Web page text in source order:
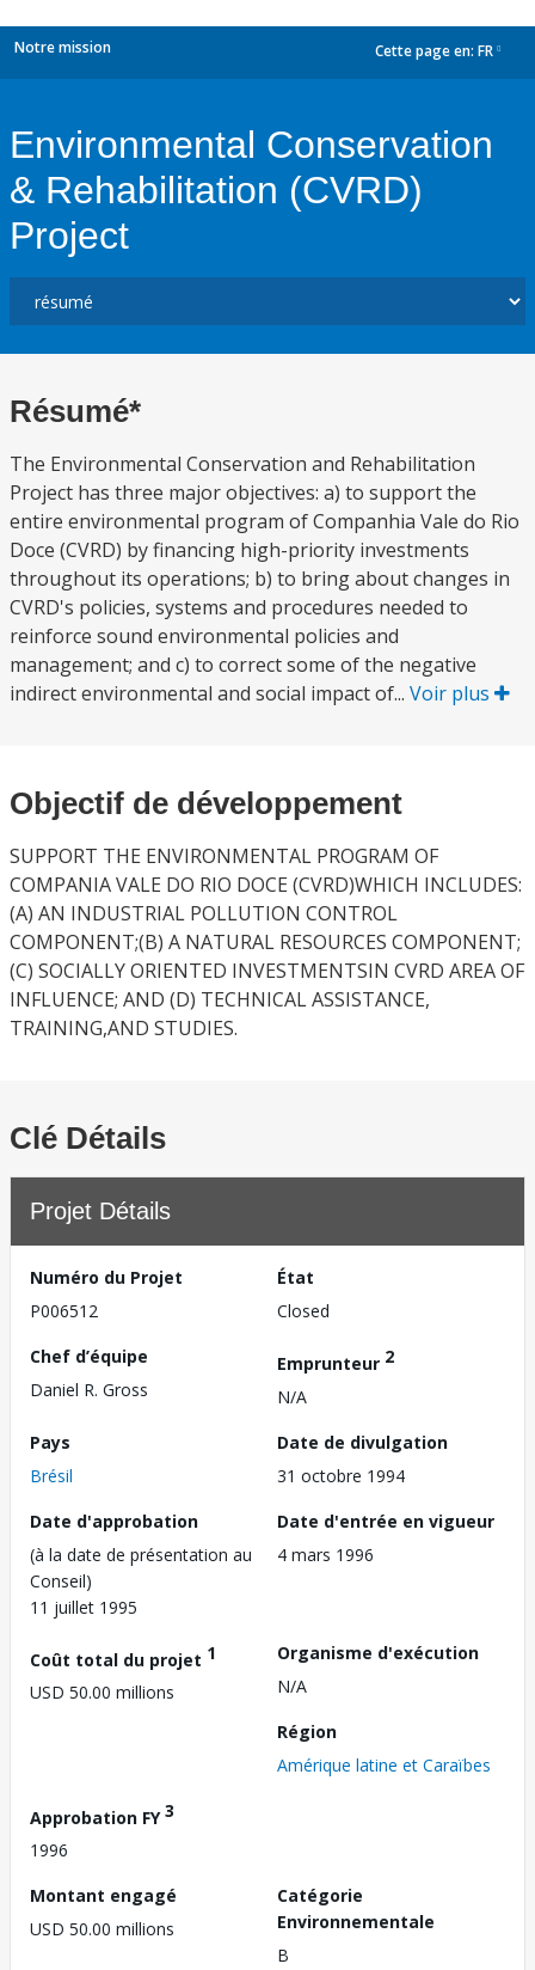
Notre mission Cette page en: FR
Environmental Conservation
& Rehabilitation (CVRD)
Project
Résumé*
The Environmental Conservation and Rehabilitation
Project has three major objectives: a) to support the
entire environmental program of Companhia Vale do Rio
Doce (CVRD) by financing high-priority investments
throughout its operations; b) to bring about changes in
CVRD's policies, systems and procedures needed to
reinforce sound environmental policies and
management; and c) to correct some of the negative
indirect environmental and social impact of... Voir plus
Objectif de développement
SUPPORT THE ENVIRONMENTAL PROGRAM OF
COMPANIA VALE DO RIO DOCE (CVRD)WHICH INCLUDES:
(A) AN INDUSTRIAL POLLUTION CONTROL
COMPONENT;(B) A NATURAL RESOURCES COMPONENT;
(C) SOCIALLY ORIENTED INVESTMENTSIN CVRD AREA OF
INFLUENCE; AND (D) TECHNICAL ASSISTANCE,
TRAINING,AND STUDIES.
Clé Détails
Projet Détails
Numéro du Projet
P006512
État
Closed
Chef d’équipe
Daniel R. Gross
Emprunteur 2
N/A
Pays
Brésil
Date de divulgation
31 octobre 1994
Date d'approbation
(à la date de présentation au
Conseil)
11 juillet 1995
Date d'entrée en vigueur
4 mars 1996
Coût total du projet 1
USD 50.00 millions
Organisme d'exécution
N/A
Région
Amérique latine et Caraïbes
Approbation FY3
1996
Montant engagé
USD 50.00 millions
Catégorie
Environnementale
B